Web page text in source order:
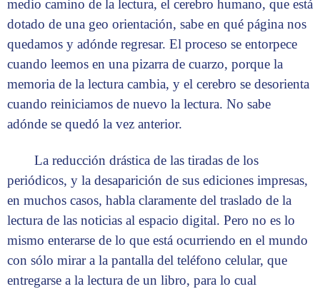
medio camino de la lectura, el cerebro humano, que está
dotado de una geo orientación, sabe en qué página nos
quedamos y adónde regresar. El proceso se entorpece
cuando leemos en una pizarra de cuarzo, porque la
memoria de la lectura cambia, y el cerebro se desorienta
cuando reiniciamos de nuevo la lectura. No sabe
adónde se quedó la vez anterior.
La reducción drástica de las tiradas de los
periódicos, y la desaparición de sus ediciones impresas,
en muchos casos, habla claramente del traslado de la
lectura de las noticias al espacio digital. Pero no es lo
mismo enterarse de lo que está ocurriendo en el mundo
con sólo mirar a la pantalla del teléfono celular, que
entregarse a la lectura de un libro, para lo cual